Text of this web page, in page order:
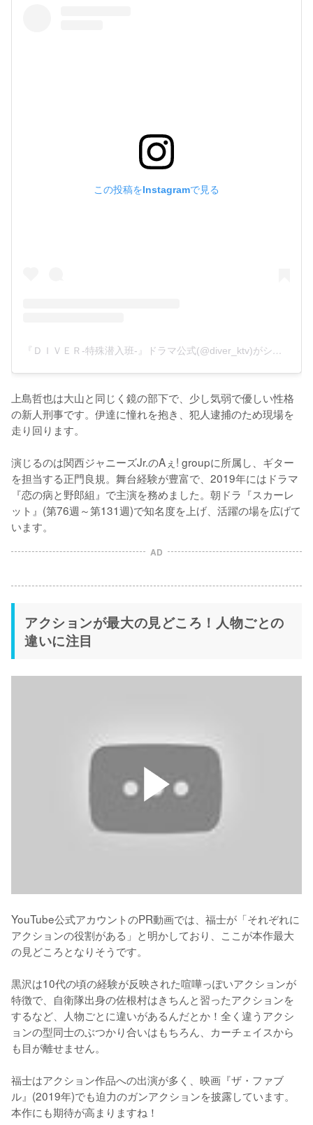
この投稿をInstagramで見る
『ＤＩＶＥＲ-特殊潜入班-』ドラマ公式(@diver_ktv)がシェアした投稿
上島哲也は大山と同じく鏡の部下で、少し気弱で優しい性格
の新人刑事です。伊達に憧れを抱き、犯人逮捕のため現場を
走り回ります。
演じるのは関西ジャニーズJr.のAぇ! groupに所属し、ギター
を担当する正門良規。舞台経験が豊富で、2019年にはドラマ
『恋の病と野郎組』で主演を務めました。朝ドラ『スカーレ
ット』(第76週～第131週)で知名度を上げ、活躍の場を広げて
います。
AD
アクションが最大の見どころ！人物ごとの
違いに注目
YouTube公式アカウントのPR動画では、福士が「それぞれに
アクションの役割がある」と明かしており、ここが本作最大
の見どころとなりそうです。
黒沢は10代の頃の経験が反映された喧嘩っぽいアクションが
特徴で、自衛隊出身の佐根村はきちんと習ったアクションを
するなど、人物ごとに違いがあるんだとか！全く違うアクシ
ョンの型同士のぶつかり合いはもちろん、カーチェイスから
も目が離せません。
福士はアクション作品への出演が多く、映画『ザ・ファブ
ル』(2019年)でも迫力のガンアクションを披露しています。
本作にも期待が高まりますね！